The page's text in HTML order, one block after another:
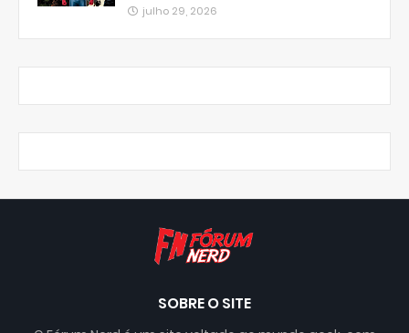
julho 29, 2026
SOBRE O SITE